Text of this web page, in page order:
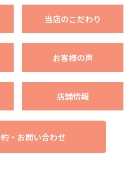
当店のこだわり
お客様の声
店舗情報
・お問い合わせ